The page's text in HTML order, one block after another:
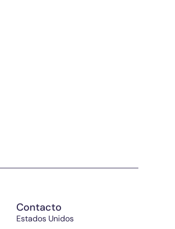
Contacto
Estados Unidos